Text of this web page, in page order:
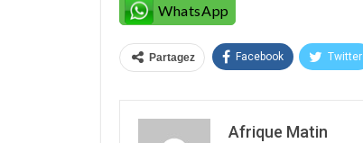
WhatsApp
Partagez Facebook Twitter
Afrique Matin